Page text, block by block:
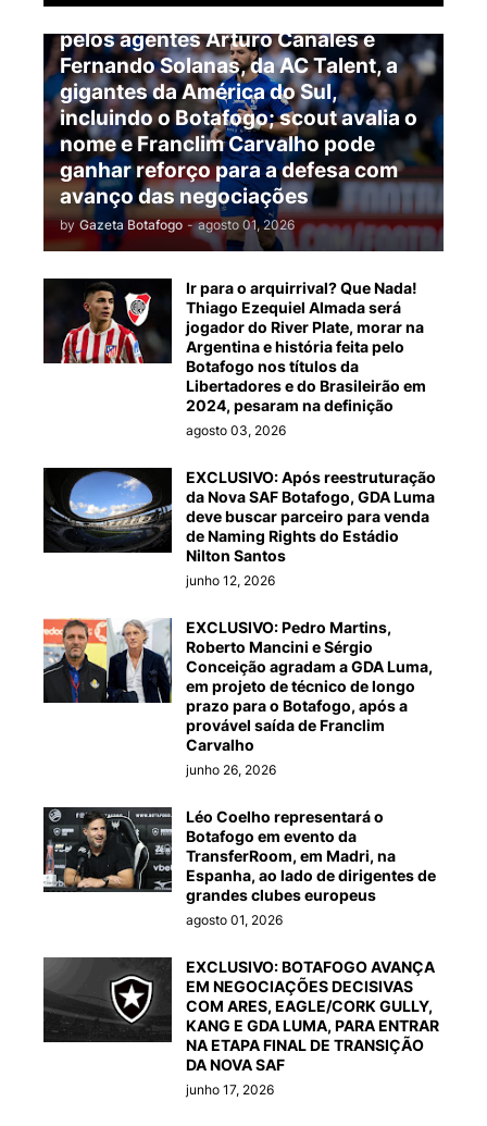
EXCLUSIVO: Pablo Marí é oferecido
pelos agentes Arturo Canales e
Fernando Solanas, da AC Talent, a
gigantes da América do Sul,
incluindo o Botafogo; scout avalia o
nome e Franclim Carvalho pode
ganhar reforço para a defesa com
avanço das negociações
by Gazeta Botafogo - agosto 01, 2026
Ir para o arquirrival? Que Nada!
Thiago Ezequiel Almada será
jogador do River Plate, morar na
Argentina e história feita pelo
Botafogo nos títulos da
Libertadores e do Brasileirão em
2024, pesaram na definição
agosto 03, 2026
EXCLUSIVO: Após reestruturação
da Nova SAF Botafogo, GDA Luma
deve buscar parceiro para venda
de Naming Rights do Estádio
Nilton Santos
junho 12, 2026
EXCLUSIVO: Pedro Martins,
Roberto Mancini e Sérgio
Conceição agradam a GDA Luma,
em projeto de técnico de longo
prazo para o Botafogo, após a
provável saída de Franclim
Carvalho
junho 26, 2026
Léo Coelho representará o
Botafogo em evento da
TransferRoom, em Madri, na
Espanha, ao lado de dirigentes de
grandes clubes europeus
agosto 01, 2026
EXCLUSIVO: BOTAFOGO AVANÇA
EM NEGOCIAÇÕES DECISIVAS
COM ARES, EAGLE/CORK GULLY,
KANG E GDA LUMA, PARA ENTRAR
NA ETAPA FINAL DE TRANSIÇÃO
DA NOVA SAF
junho 17, 2026